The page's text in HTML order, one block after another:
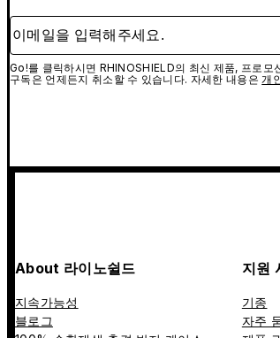
이메일을 입력해주세요.
Go!를 클릭하시면 RHINOSHIELD의 최신 제품, 프로모
구독은 언제든지 취소할 수 있습니다. 자세한 내용은개
About 라이노쉴드
지속가능성
블로그
지원
기종
자주